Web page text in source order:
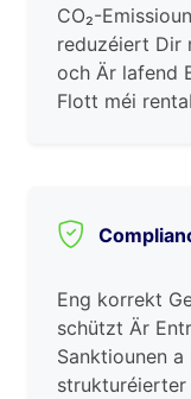
CO₂-
reduzéiert Dir
och Är lafend
Flott méi
Eng korrekt
schützt Är
Sanktiounen